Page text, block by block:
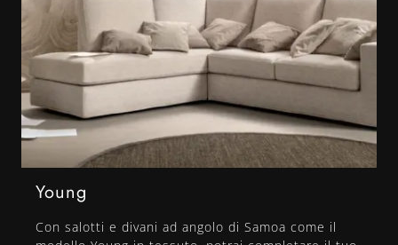
Young
Con salotti e divani ad angolo di Samoa come il